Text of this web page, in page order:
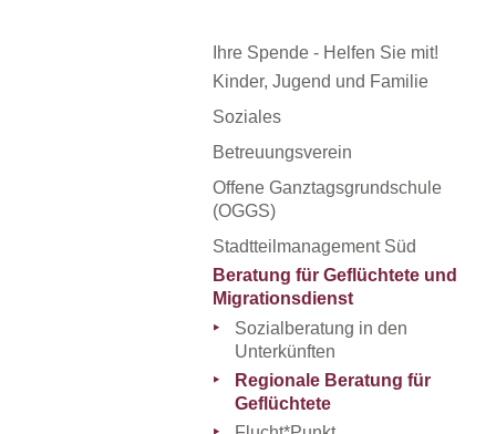
Ihre Spende - Helfen Sie mit!
Kinder, Jugend und Familie
Beratung in Fragen der
Trennungs- /
Scheidungsberatung
Beratung bei
Umgangsregelungen
Adoptionsdienst
Pflegekinderdienst
Bereitschaftspflege
Beratung und Begleitung bei
Umgangsregelungen
Babytür
Soziales
Allgemeine Sozialberatung
Kinder-Secondhand-Laden
Neumarkt
Mittagstreff
Betreuungsverein
Rechtliche Betreuung
Ehrenamtliche Betreuung
Vorsorgevollmacht und
Offene Ganztagsgrundschule
(OGGS)
Volle Tonne
Stadtteilmanagement Süd
Beratung für Geflüchtete und
Migrationsdienst
Sozialberatung in den
Unterkünften
Regionale Beratung für
Geflüchtete